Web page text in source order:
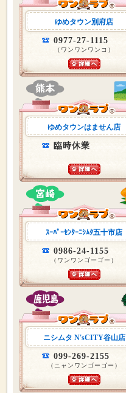
ゆめタウン別府店
0977-27-1115
（ワンワンワンコ）
ゆめタウンはません店
臨時休業
ｽｰﾊﾟｰｾﾝﾀｰﾆｼﾑﾀ五十市店
0986-24-1155
（ワンワンゴーゴー）
ニシムタ N'sCITY谷山店
099-269-2155
（ニャンワンゴーゴー）